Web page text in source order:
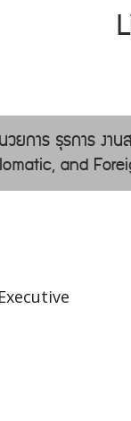
วยการ ธุรการ ง
and